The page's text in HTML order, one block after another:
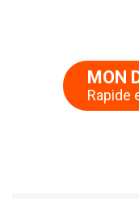
MON
Rapide